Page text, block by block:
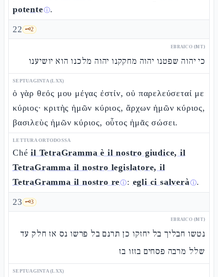
potenteⓘ.
22 🗝️2
EBRAICO (MT)
כי יהוה שפטנו יהוה מחקקנו יהוה מלכנו הוא יושיענו
SEPTUAGINTA (LXX)
ὁ γὰρ θεός μου μέγας ἐστίν, οὐ παρελεύσεταί με
κύριος· κριτὴς ἡμῶν κύριος, ἄρχων ἡμῶν κύριος,
βασιλεὺς ἡμῶν κύριος, οὗτος ἡμᾶς σώσει.
LETTURA ORTODOSSA
Chéil TetraGramma è il nostro giudice, il
TetraGramma il nostro legislatore, il
TetraGramma il nostro reⓘ: egli ci salveràⓘ.
23 🗝️3
EBRAICO (MT)
נטשו חבליך בל יחזקו כן תרנם בל פרשו נס אז חלק עד
שלל מרבה פסחים בזזו בז
SEPTUAGINTA (LXX)